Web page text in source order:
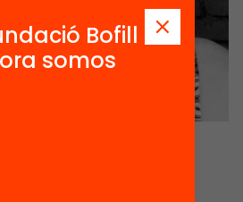
Bofill
somos